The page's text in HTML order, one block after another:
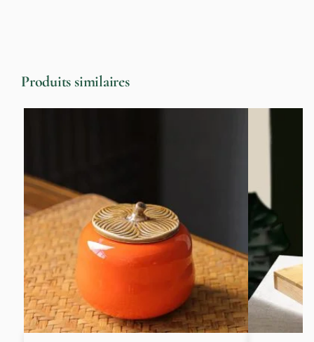
Produits similaires